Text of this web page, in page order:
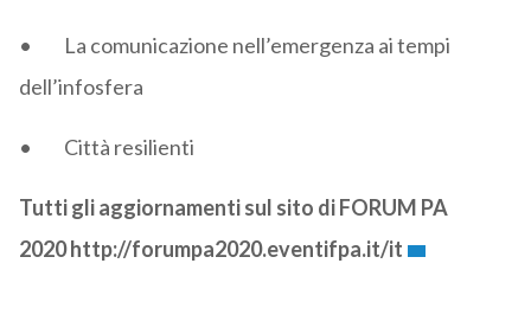
• La comunicazione nell’emergenza ai tempi
dell’infosfera
• Città resilienti
Tutti gli aggiornamenti sul sito di FORUM PA
2020http://forumpa2020.eventifpa.it/it